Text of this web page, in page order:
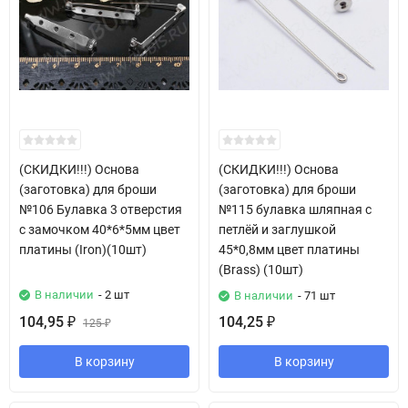
(СКИДКИ!!!) Основа
(заготовка) для броши
№106 Булавка 3 отверстия
с замочком 40*6*5мм цвет
платины (Iron)(10шт)
В наличии - 2 шт
104,95 ₽ 125₽
В корзину
(СКИДКИ!!!) Основа
(заготовка) для броши
№115 булавка шляпная с
петлёй и заглушкой
45*0,8мм цвет платины
(Brass) (10шт)
В наличии - 71 шт
104,25 ₽
В корзину